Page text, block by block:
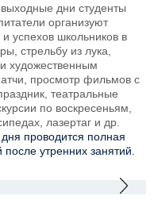
выходные дни студенты
организуют
успехов школьников в
стрельбу из лука,
художественным
просмотр фильмов с
театральные
по воскресеньям,
лазертаг и др.
проводится полная
утренних занятий.